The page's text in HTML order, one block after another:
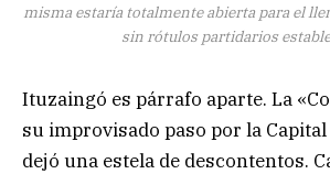
misma estaría totalmente abierta para el
sin rótulos partidarios
Ituzaingó es párrafo aparte. La
su improvisado paso por la
dejó una estela de descontentos.